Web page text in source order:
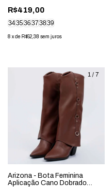
R$419,00
343536373839
8 xde R$52,38 sem juros
1 / 7
Arizona - Bota Feminina
Aplicação Cano Dobrado